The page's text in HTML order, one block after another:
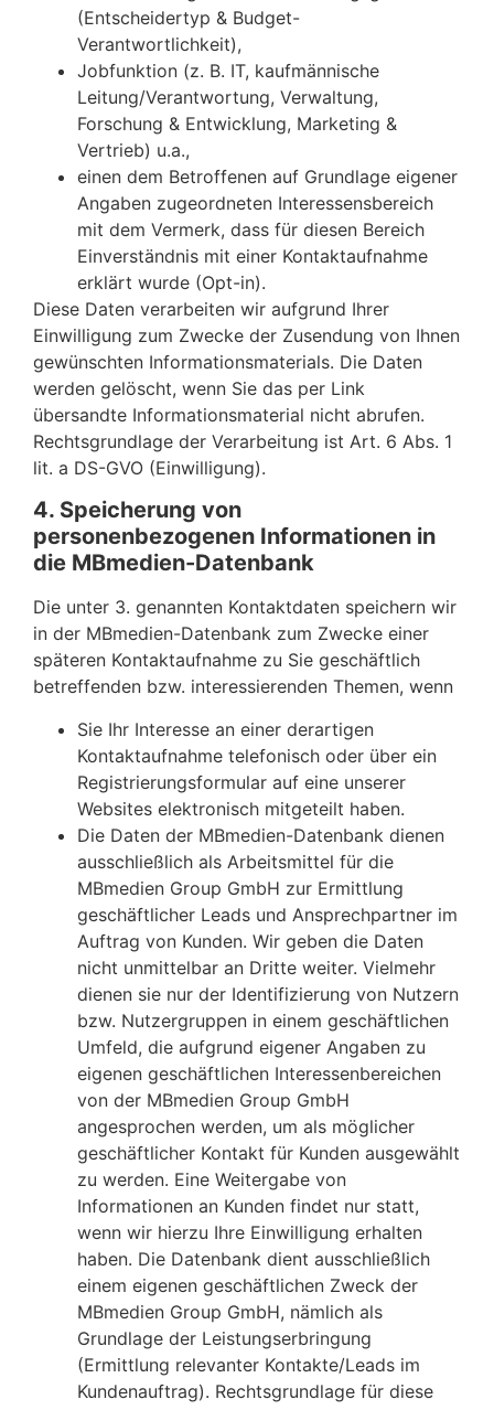
(Entscheidertyp & Budget-
Verantwortlichkeit),
Jobfunktion (z. B. IT, kaufmännische
Leitung/Verantwortung, Verwaltung,
Forschung & Entwicklung, Marketing &
Vertrieb) u.a.,
einen dem Betroffenen auf Grundlage eigener
Angaben zugeordneten Interessensbereich
mit dem Vermerk, dass für diesen Bereich
Einverständnis mit einer Kontaktaufnahme
erklärt wurde (Opt-in).
Diese Daten verarbeiten wir aufgrund Ihrer
Einwilligung zum Zwecke der Zusendung von Ihnen
gewünschten Informationsmaterials. Die Daten
werden gelöscht, wenn Sie das per Link
übersandte Informationsmaterial nicht abrufen.
Rechtsgrundlage der Verarbeitung ist Art. 6 Abs. 1
lit. a DS-GVO (Einwilligung).
4. Speicherung von
personenbezogenen Informationen in
die MBmedien-Datenbank
Die unter 3. genannten Kontaktdaten speichern wir
in der MBmedien-Datenbank zum Zwecke einer
späteren Kontaktaufnahme zu Sie geschäftlich
betreffenden bzw. interessierenden Themen, wenn
Sie Ihr Interesse an einer derartigen
Kontaktaufnahme telefonisch oder über ein
Registrierungsformular auf eine unserer
Websites elektronisch mitgeteilt haben.
Die Daten der MBmedien-Datenbank dienen
ausschließlich als Arbeitsmittel für die
MBmedien Group GmbH zur Ermittlung
geschäftlicher Leads und Ansprechpartner im
Auftrag von Kunden. Wir geben die Daten
nicht unmittelbar an Dritte weiter. Vielmehr
dienen sie nur der Identifizierung von Nutzern
bzw. Nutzergruppen in einem geschäftlichen
Umfeld, die aufgrund eigener Angaben zu
eigenen geschäftlichen Interessenbereichen
von der MBmedien Group GmbH
angesprochen werden, um als möglicher
geschäftlicher Kontakt für Kunden ausgewählt
zu werden. Eine Weitergabe von
Informationen an Kunden findet nur statt,
wenn wir hierzu Ihre Einwilligung erhalten
haben. Die Datenbank dient ausschließlich
einem eigenen geschäftlichen Zweck der
MBmedien Group GmbH, nämlich als
Grundlage der Leistungserbringung
(Ermittlung relevanter Kontakte/Leads im
Kundenauftrag). Rechtsgrundlage für diese